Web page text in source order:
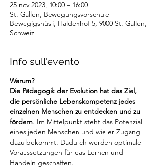
25 nov 2023, 10:00 – 16:00
St. Gallen, Bewegungsvorschule
Bewegigshüsli, Haldenhof 5, 9000 St. Gallen,
Schweiz
Info sull'evento
Warum?
Die Pädagogik der Evolution hat das Ziel,
die persönliche Lebenskompetenz jedes
einzelnen Menschen zu entdecken und zu
fördern. Im Mittelpunkt steht das Potenzial
eines jeden Menschen und wie er Zugang
dazu bekommt. Dadurch werden optimale
Voraussetzungen für das Lernen und
Handeln geschaffen.